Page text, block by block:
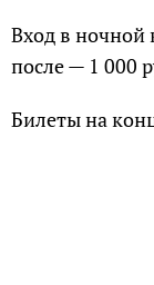
Вход в ночной
после — 1 000
Билеты на